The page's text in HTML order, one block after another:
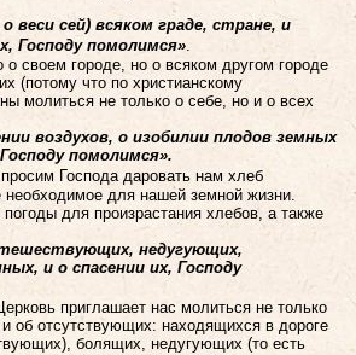
веси сей) всяком граде, стране, и
Господу помолимся».
своем городе, но о всяком другом городе
(потому что по христианскому
молиться не только о себе, но и о всех
воздухов, о изобилии плодов земных
помолимся».
Господа даровать нам хлеб
для нашей земной жизни.
погоды для произрастания хлебов, а также
недугующих,
и о спасении их, Господу
приглашает нас молиться не только
об отсутствующих: находящихся в дороге
болящих, недугующих (то есть